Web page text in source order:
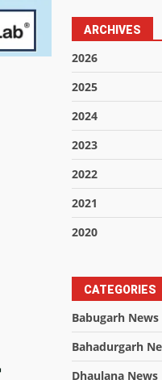
ARCHIVES
2026
2025
2024
2023
2022
2021
2020
CATEGORIES
Babugarh News
Bahadurgarh
Dhaulana News